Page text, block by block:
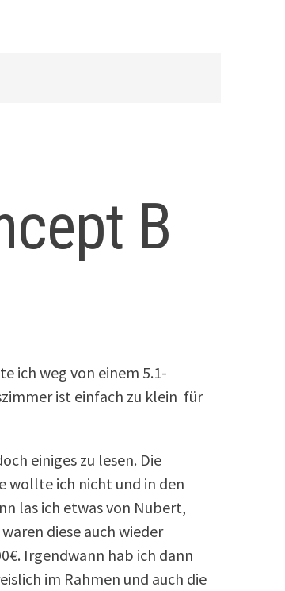
B
ich weg von einem 5.1-
ist einfach zu klein für
einiges zu lesen. Die
wollte ich nicht und in den
las ich etwas von Nubert,
diese auch wieder
Irgendwann hab ich dann
im Rahmen und auch die